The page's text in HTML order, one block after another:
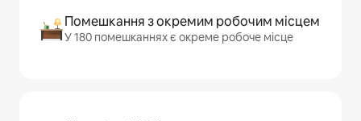
Помешкання з окремим робочим місцем
У 180 помешканнях є окреме робоче місце